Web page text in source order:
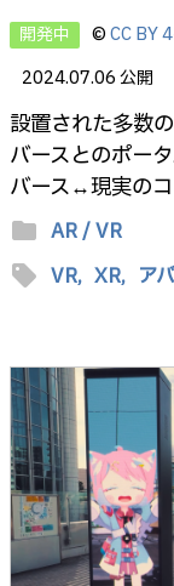
開発中 ©CC BY
2024.07.06 公開
設置された多数
バースとのポー
バース↔️現実のコ
folder AR / VR
sell VR, XR, ア